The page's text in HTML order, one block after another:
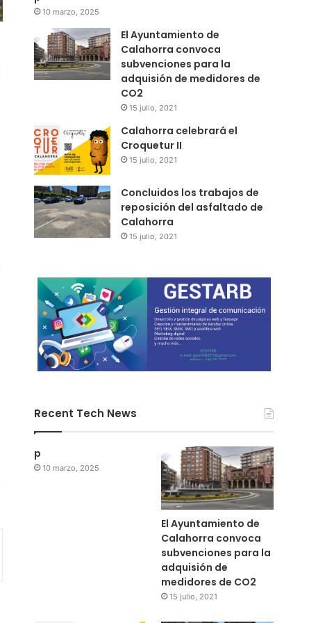
10 marzo, 2025
El Ayuntamiento de
Calahorra convoca
subvenciones para la
adquisión de medidores de
CO2
15 julio, 2021
Calahorra celebrará el
Croquetur II
15 julio, 2021
Concluidos los trabajos de
reposición del asfaltado de
Calahorra
15 julio, 2021
Recent Tech News
p
10 marzo, 2025
El Ayuntamiento de
Calahorra convoca
subvenciones para la
adquisión de
medidores de CO2
15 julio, 2021